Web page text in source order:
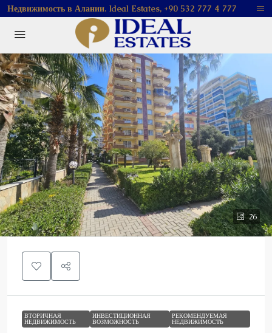
Недвижимость в Алании. Ideal Estates, +90 532 777 4 777
26
ВТОРИЧНАЯ
НЕДВИЖИМОСТЬ
ИНВЕСТИЦИОННАЯ
ВОЗМОЖНОСТЬ
РЕКОМЕНДУЕМАЯ
НЕДВИЖИМОСТЬ